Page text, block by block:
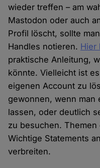
wieder treffen – am
Mastodon oder auch
Profil löscht, sollte
Handles notieren. Hier
praktische Anleitung,
könnte. Vielleicht ist
eigenen Account zu
gewonnen, wenn man
lassen, oder deutlich
zu besuchen.
Wichtige Statements
verbreiten.